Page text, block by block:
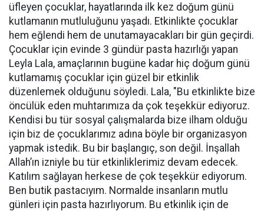
üfleyen çocuklar, hayatlarında ilk kez doğum günü
kutlamanın mutluluğunu yaşadı. Etkinlikte çocuklar
hem eğlendi hem de unutamayacakları bir gün geçirdi.
Çocuklar için evinde 3 gündür pasta hazırlığı yapan
Leyla Lala, amaçlarının bugüne kadar hiç doğum günü
kutlamamış çocuklar için güzel bir etkinlik
düzenlemek olduğunu söyledi. Lala, "Bu etkinlikte bize
öncülük eden muhtarımıza da çok teşekkür ediyoruz.
Kendisi bu tür sosyal çalışmalarda bize ilham olduğu
için biz de çocuklarımız adına böyle bir organizasyon
yapmak istedik. Bu bir başlangıç, son değil. İnşallah
Allah’ın izniyle bu tür etkinliklerimiz devam edecek.
Katılım sağlayan herkese de çok teşekkür ediyorum.
Ben butik pastacıyım. Normalde insanların mutlu
günleri için pasta hazırlıyorum. Bu etkinlik için de